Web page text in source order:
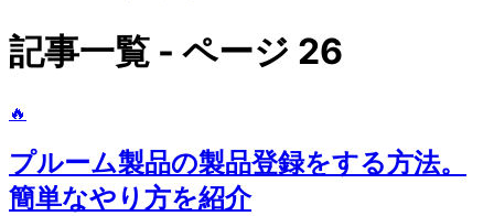
記事一覧 - ページ 26
🔥
プルーム製品の製品登録をする方法。
簡単なやり方を紹介